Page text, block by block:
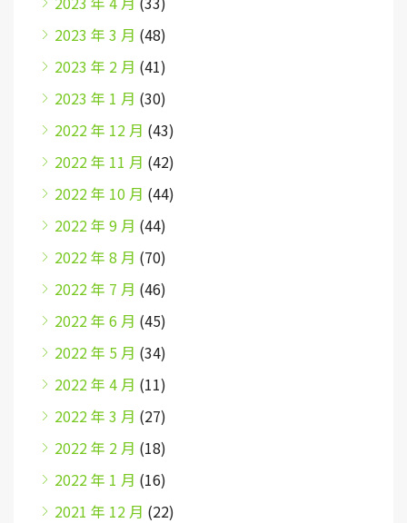
2023 年 3 月 (48)
2023 年 2 月 (41)
2023 年 1 月 (30)
2022 年 12 月 (43)
2022 年 11 月 (42)
2022 年 10 月 (44)
2022 年 9 月 (44)
2022 年 8 月 (70)
2022 年 7 月 (46)
2022 年 6 月 (45)
2022 年 5 月 (34)
2022 年 4 月 (11)
2022 年 3 月 (27)
2022 年 2 月 (18)
2022 年 1 月 (16)
2021 年 12 月 (22)